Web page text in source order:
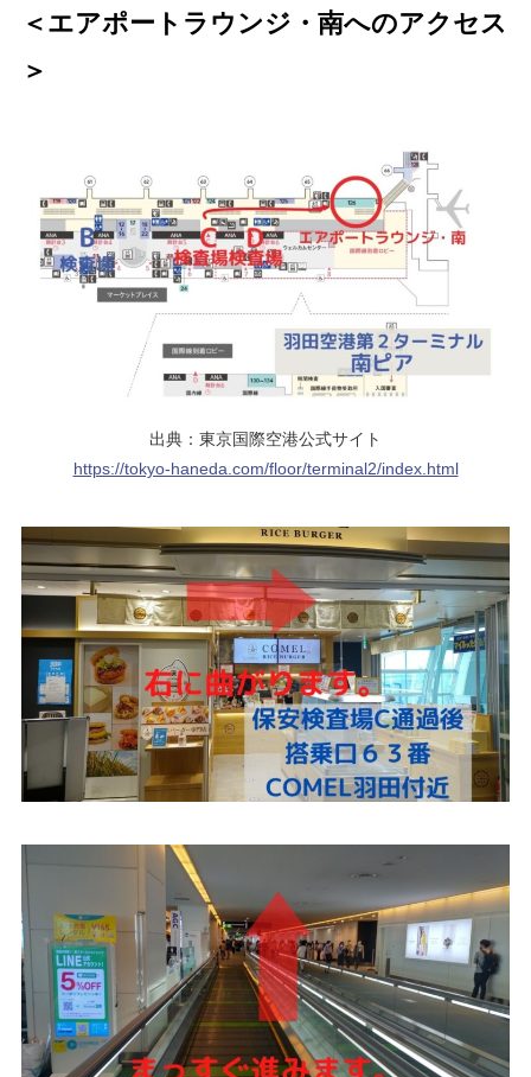
＜エアポートラウンジ・南へのアクセス
＞
出典：東京国際空港公式サイト
https://tokyo-haneda.com/floor/terminal2/index.html